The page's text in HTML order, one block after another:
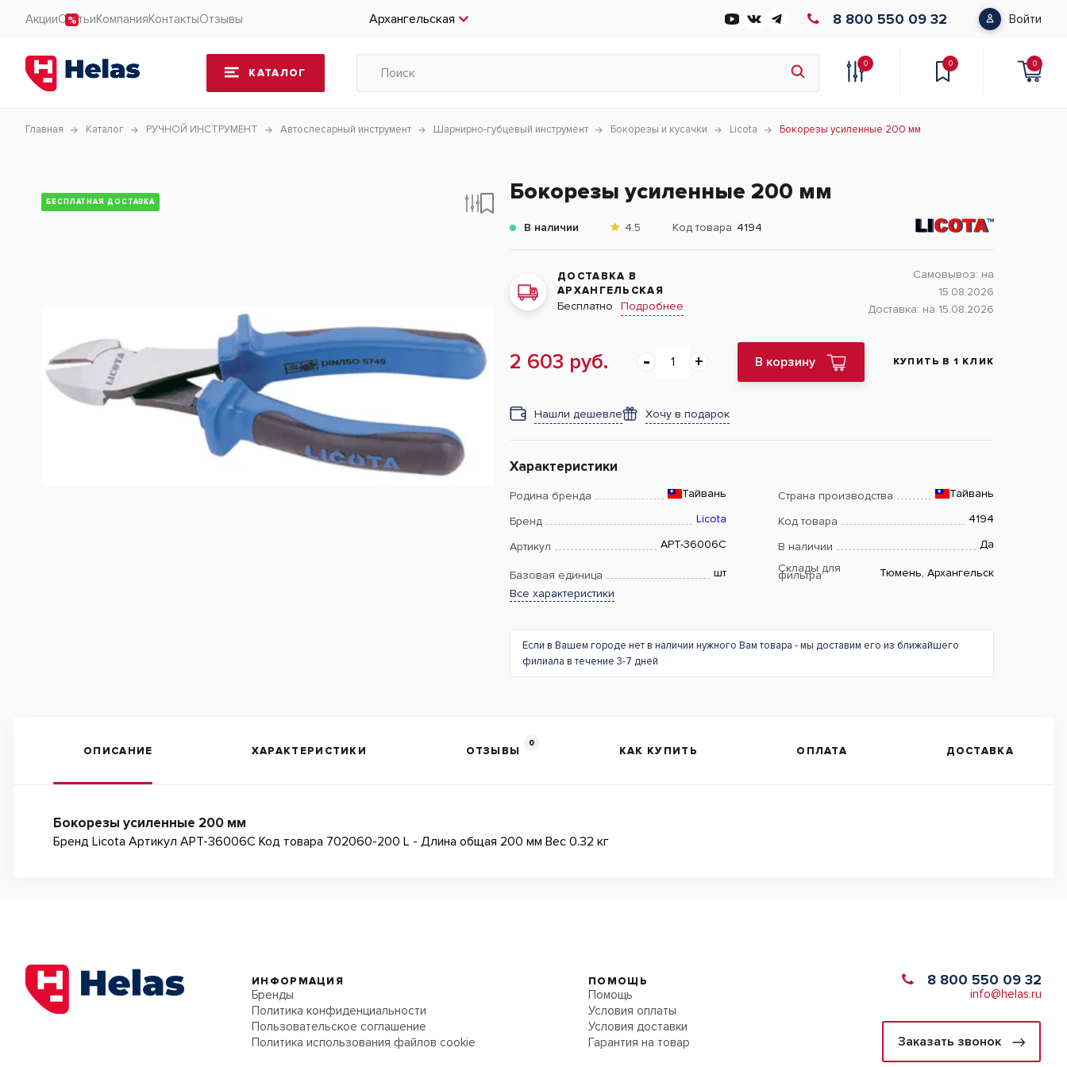
АкцииСтатьиКомпанияКонтактыОтзывы Архангельская 8 800 550 09 32 Войти
КАТАЛОГ
0 0 0
Главная Каталог РУЧНОЙ ИНСТРУМЕНТ Автослесарный инструмент Шарнирно-губцевый инструмент Бокорезы и кусачки Licota Бокорезы усиленные 200 мм
БЕСПЛАТНАЯ ДОСТАВКА Бокорезы усиленные 200 мм
В наличии 4.5 Код товара 4194
ДОСТАВКА В
АРХАНГЕЛЬСКАЯ
Бесплатно Подробнее
Самовывоз: на
15.08.2026
Доставка: на 15.08.2026
2 603 руб. В корзину КУПИТЬ В 1 КЛИК
Нашли дешевле Хочу в подарок
Характеристики
Родина бренда Тайвань Страна производства Тайвань
Бренд Licota Код товара 4194
Артикул APT-36006C В наличии Да
Базовая единица шт Склады для
фильтра
Тюмень, Архангельск
Все характеристики
Если в Вашем городе нет в наличии нужного Вам товара - мы доставим его из ближайшего
филиала в течение 3-7 дней
ОПИСАНИЕ ХАРАКТЕРИСТИКИ ОТЗЫВЫ
0
КАК КУПИТЬ ОПЛАТА ДОСТАВКА
Бокорезы усиленные 200 мм
Бренд Licota Артикул APT-36006C Код товара 702060-200 L - Длина общая 200 мм Вес 0.32 кг
ИНФОРМАЦИЯ
Бренды
Политика конфиденциальности
Пользовательское соглашение
Политика использования файлов cookie
ПОМОЩЬ
Помощь
Условия оплаты
Условия доставки
Гарантия на товар
8 800 550 09 32
info@helas.ru
Заказать звонок